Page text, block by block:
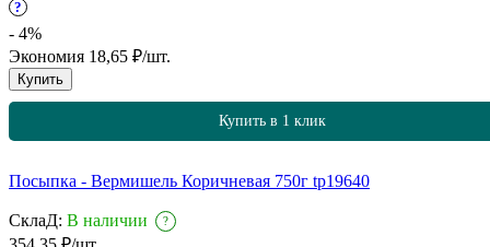
?
- 4%
Экономия 18,65 ₽/шт.
Купить
Купить в 1 клик
Посыпка - Вермишель Коричневая 750г tp19640
СклаД: В наличии ?